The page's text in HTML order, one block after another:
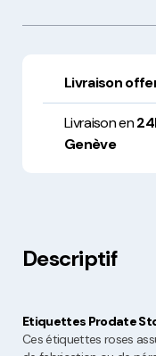
Livraison
Livraison en
Genève
Descriptif
Etiquettes Prodate
Ces étiquettes roses